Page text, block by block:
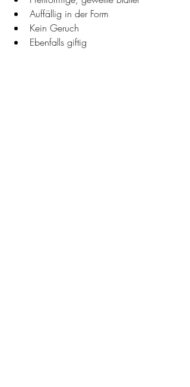
Auffällig in der Form
Kein Geruch
Ebenfalls giftig